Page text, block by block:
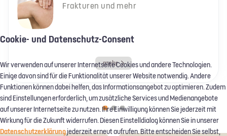
Frakturen und mehr
mehr
Cookie- und Datenschutz-Consent
Wir verwenden auf unserer Internetseite Cookies und andere Technologien.
Einige davon sind für die Funktionalität unserer Website notwendig. Andere
Funktionen können dabei helfen, das Informationsangebot zu optimieren. Zudem
sind Einstellungen erforderlich, um zusätzliche Services und Medienangebote
auf unserer Internetseite zu nutzen. Ihre Einwilligung können Sie jederzeit mit
Wirkung für die Zukunft widerrufen. Diesen Einstelldialog können Sie in unserer
Datenschutzerklärungjederzeit erneut aufrufen. Bitte entscheiden Sie selbst,